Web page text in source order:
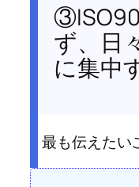
ず、日
に集中
最も伝えたい